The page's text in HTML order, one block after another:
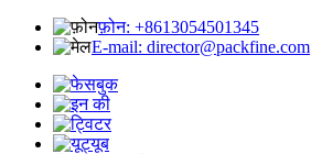
फ़ोन: +8613054501345
E-mail: director@packfine.com